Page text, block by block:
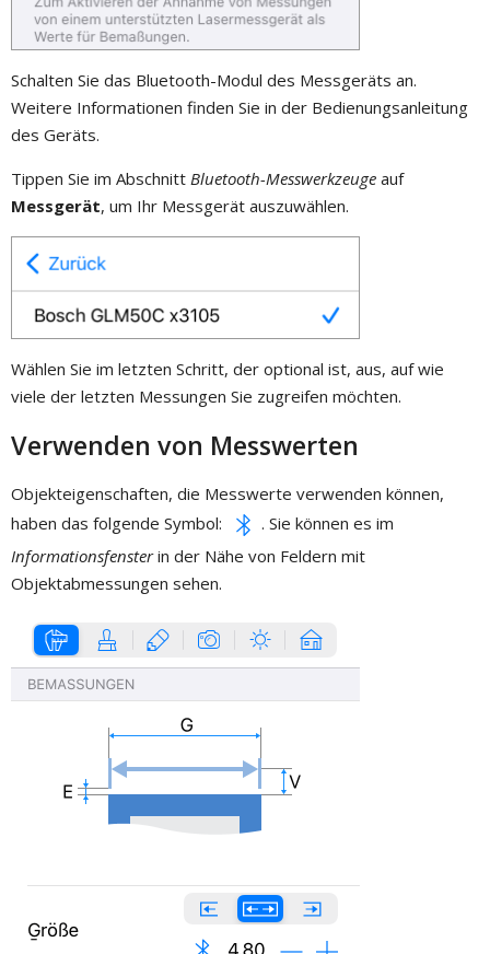
Schalten Sie das Bluetooth-Modul des Messgeräts an.
Weitere Informationen finden Sie in der Bedienungsanleitung
des Geräts.
Tippen Sie im Abschnitt Bluetooth-Messwerkzeuge auf
Messgerät, um Ihr Messgerät auszuwählen.
Wählen Sie im letzten Schritt, der optional ist, aus, auf wie
viele der letzten Messungen Sie zugreifen möchten.
Verwenden von Messwerten
Objekteigenschaften, die Messwerte verwenden können,
haben das folgende Symbol:
. Sie können es im
Informationsfensterin der Nähe von Feldern mit
Objektabmessungen sehen.